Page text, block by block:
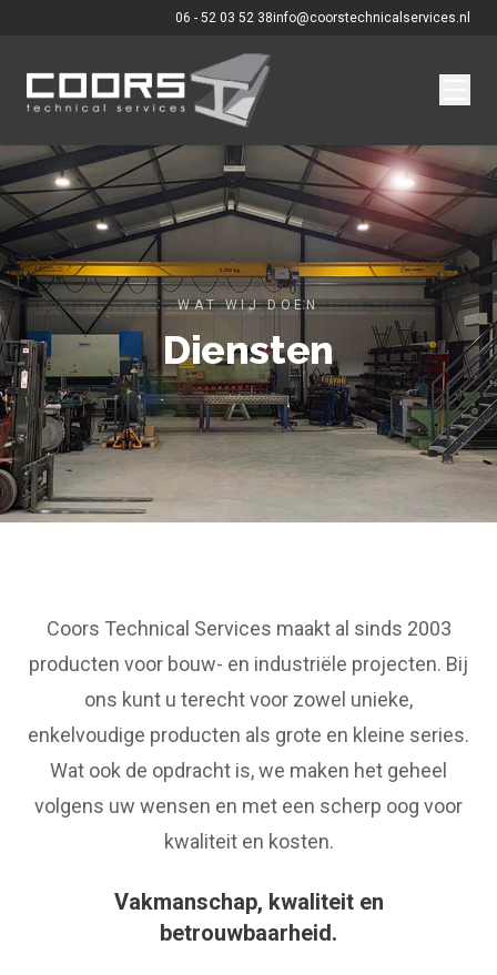
06 - 52 03 52 38info@coorstechnicalservices.nl
WAT WIJ DOEN
Diensten
Coors Technical Services maakt al sinds 2003
producten voor bouw- en industriële projecten. Bij
ons kunt u terecht voor zowel unieke,
enkelvoudige producten als grote en kleine series.
Wat ook de opdracht is, we maken het geheel
volgens uw wensen en met een scherp oog voor
kwaliteit en kosten.
Vakmanschap, kwaliteit en
betrouwbaarheid.